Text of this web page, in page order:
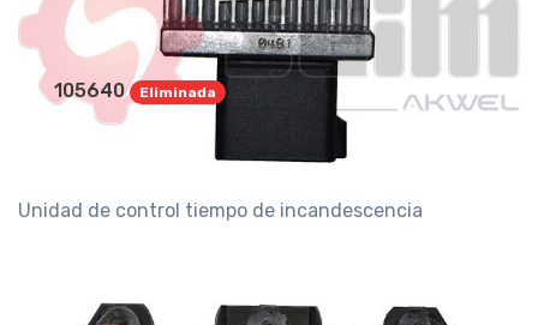
105640 Eliminada
Unidad de control tiempo de incandescencia